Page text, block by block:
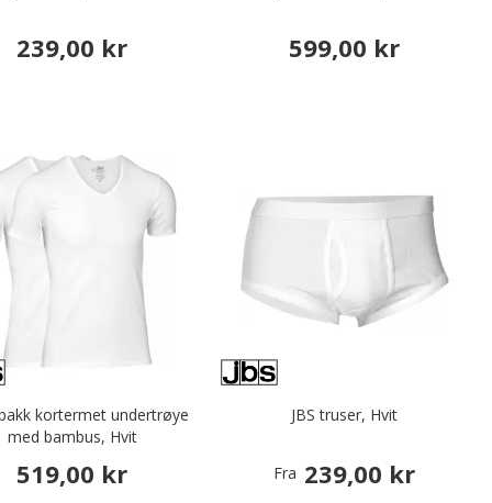
239,00 kr 599,00 kr
kortermet undertrøye
med bambus, Hvit
519,00 kr
JBS truser, Hvit
Fra 239,00 kr